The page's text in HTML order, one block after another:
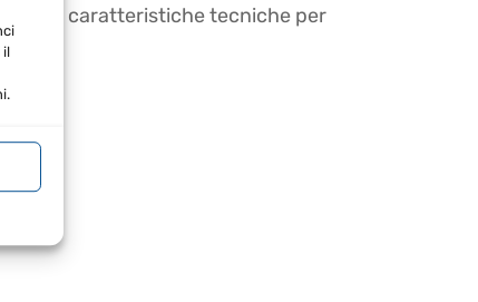
il
caratteristiche tecniche per